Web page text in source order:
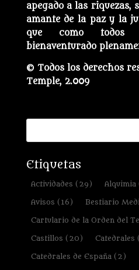
apegado a las riquezas,
amante de la paz y la
que como todos
bienaventurado
© Todos los derechos
Temple, 2.009
Etiquetas
Actividades (29) Alquimia
Avisos (16) Bestiario
Cartulario de la Orden del
Castillos (20) Catedrales
Catedrales de España(2)